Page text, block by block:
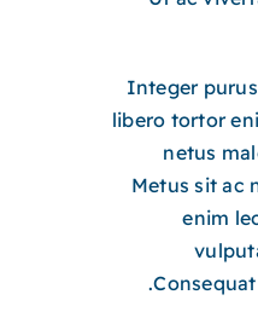
Integer
libero tortor
netus
Metus sit ac
enim